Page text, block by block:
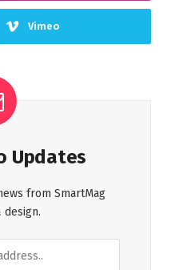
Vimeo
Updates
from SmartMag